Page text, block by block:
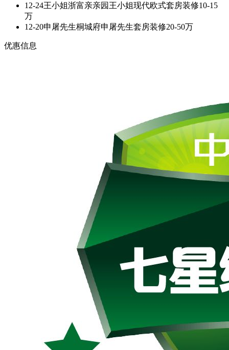
12-24王小姐浙富亲亲园王小姐现代欧式套房装修10-15
万
12-20申屠先生桐城府申屠先生套房装修20-50万
优惠信息